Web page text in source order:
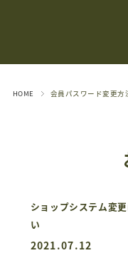
HOME 会員パスワード変更方
ショップシステム変
い
2021.07.12